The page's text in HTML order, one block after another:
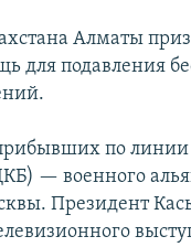
Алматы
для подавления
по
— военного
Президент